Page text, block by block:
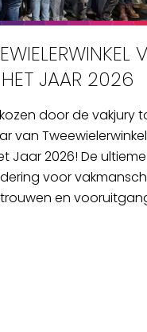
HET JAAR 2026
door de vakjury
van
Jaar 2026! De ultieme
voor
en